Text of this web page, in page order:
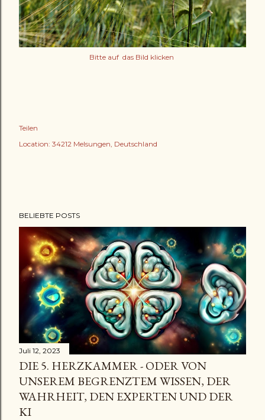
Bitte auf das Bild klicken
Teilen
Location: 34212 Melsungen, Deutschland
BELIEBTE POSTS
Juli 12, 2023
DIE 5. HERZKAMMER - ODER VON
UNSEREM BEGRENZTEM WISSEN, DER
WAHRHEIT, DEN EXPERTEN UND DER
KI